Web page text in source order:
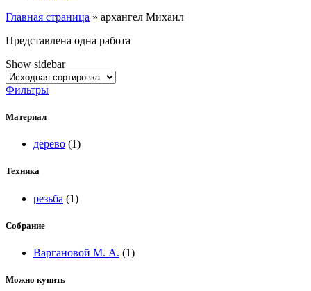
Главная страница » архангел Михаил
Представлена одна работа
Show sidebar
Фильтры
Материал
дерево (1)
Техника
резьба (1)
Собрание
Варгановой М. А. (1)
Можно купить